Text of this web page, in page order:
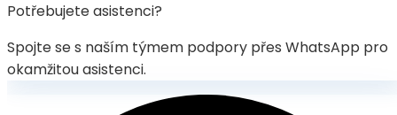
Potřebujete asistenci?
Spojte se s naším týmem podpory přes WhatsApp pro
okamžitou asistenci.